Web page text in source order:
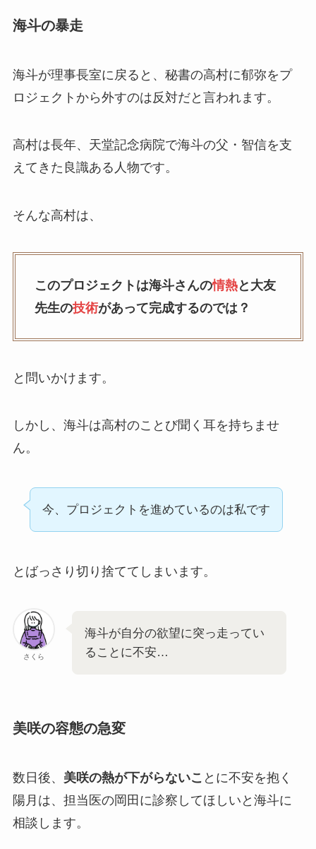
海斗の暴走
海斗が理事長室に戻ると、秘書の高村に郁弥をプ
ロジェクトから外すのは反対だと言われます。
高村は長年、天堂記念病院で海斗の父・智信を支
えてきた良識ある人物です。
そんな高村は、
このプロジェクトは海斗さんの情熱と大友
先生の技術があって完成するのでは？
と問いかけます。
しかし、海斗は高村のことび聞く耳を持ちませ
ん。
今、プロジェクトを進めているのは私です
とばっさり切り捨ててしまいます。
さくら
海斗が自分の欲望に突っ走ってい
ることに不安…
美咲の容態の急変
数日後、 美咲の熱が下がらないこ とに不安を抱く
陽月は、担当医の岡田に診察してほしいと海斗に
相談します。